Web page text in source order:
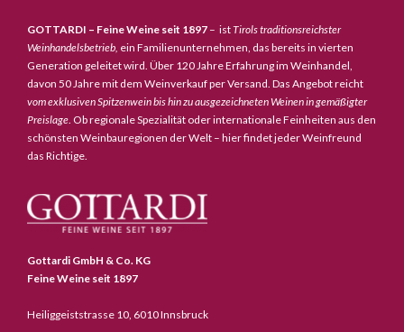
GOTTARDI – Feine Weine seit 1897 – istTirols traditionsreichster
Weinhandelsbetrieb, ein Familienunternehmen, das bereits in vierten
Generation geleitet wird. Über 120 Jahre Erfahrung im Weinhandel,
davon 50 Jahre mit dem Weinverkauf per Versand. Das Angebot reicht
vom exklusiven Spitzenwein bis hin zu ausgezeichneten Weinen in gemäßigter
Preislage . Ob regionale Spezialität oder internationale Feinheiten aus den
schönsten Weinbauregionen der Welt – hier findet jeder Weinfreund
das Richtige.
Gottardi GmbH & Co. KG
Feine Weine seit 1897
Heiliggeiststrasse 10, 6010 Innsbruck